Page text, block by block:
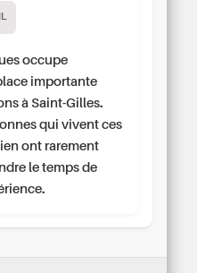
occupe
importante
à Saint-Gilles.
qui vivent ces
ont rarement
le temps de